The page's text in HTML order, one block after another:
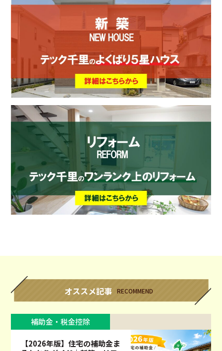
オススメ記事 RECOMMEND
補助金・税金控除
【2026年版】住宅の補助金ま